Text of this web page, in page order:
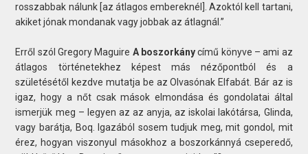
rosszabbak nálunk [az átlagos embereknél]. Azoktól kell tartani,
akiket jónak mondanak vagy jobbak az átlagnál.”
Erről szól Gregory Maguire A boszorkánycímű könyve – ami az
átlagos történetekhez képest más nézőpontból és a
születésétől kezdve mutatja be az Olvasónak Elfabát. Bár az is
igaz, hogy a nőt csak mások elmondása és gondolatai által
ismerjük meg – legyen az az anyja, az iskolai lakótársa, Glinda,
vagy barátja, Boq. Igazából sosem tudjuk meg, mit gondol, mit
érez, hogyan viszonyul másokhoz a boszorkánnyá cseperedő,